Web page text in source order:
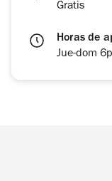
Gratis
Horas de
Jue-dom